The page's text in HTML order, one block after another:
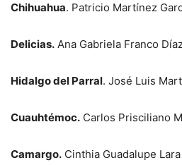
Chihuahua. Patricio Martínez
Delicias. Ana Gabriela Franco
Hidalgo del Parral. José Luis
Cuauhtémoc. Carlos Prisciliano
Camargo. Cinthia Guadalupe